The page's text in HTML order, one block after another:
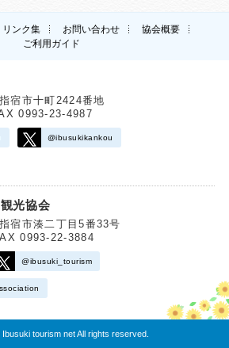
リンク集 お問い合わせ
協会概要
ご利用ガイド
宿市十町2424番地
0993-23-4987
@ibusukikankou
光協会
宿市湊二丁目5番33号
0993-22-3884
@ibusuki_tourism
tourism net All rights reserved.